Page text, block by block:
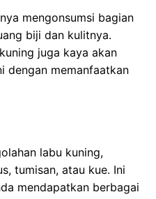
mengonsumsi bagian
biji dan kulitnya.
juga kaya akan
dengan memanfaatkan
labu kuning,
tumisan, atau kue. Ini
mendapatkan berbagai